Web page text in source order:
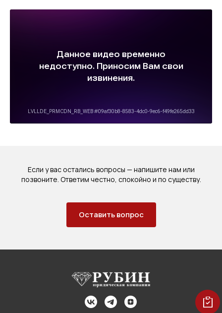
Если у вас остались вопросы — напишите нам или
позвоните. Ответим честно, спокойно и по существу.
Оставить вопрос